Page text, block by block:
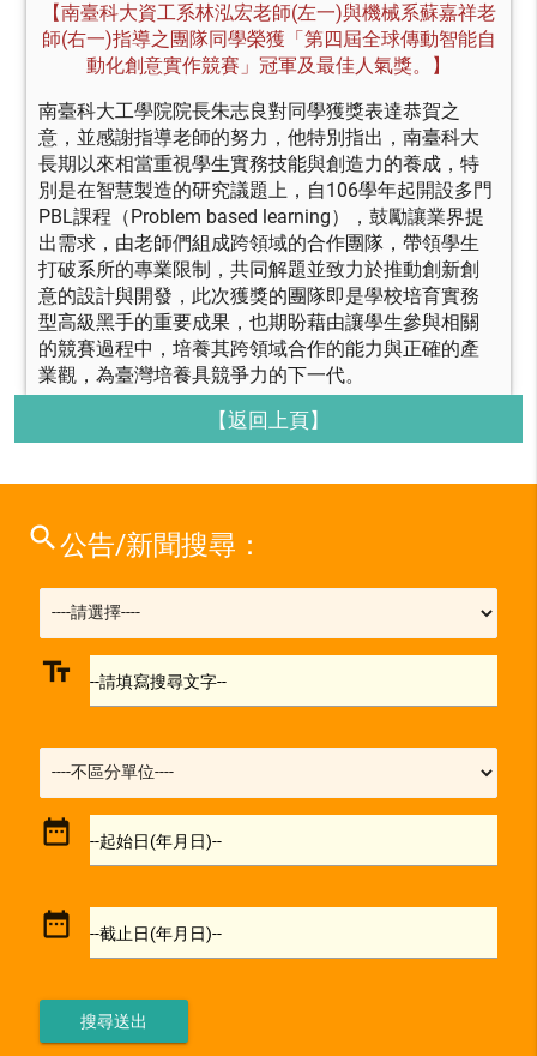
【南臺科大資工系林泓宏老師(左一)與機械系蘇嘉祥老
師(右一)指導之團隊同學榮獲「第四屆全球傳動智能自
動化創意實作競賽」冠軍及最佳人氣獎。
】
南臺科大工學院院長朱志良對同學獲獎表達恭賀之
意，並感謝指導老師的努力，他特別指出，南臺科大
長期以來相當重視學生實務技能與創造力的養成，特
別是在智慧製造的研究議題上，自106學年起開設多門
PBL課程（Problem based learning），鼓勵讓業界提
出需求，由老師們組成跨領域的合作團隊，帶領學生
打破系所的專業限制，共同解題並致力於推動創新創
意的設計與開發，此次獲獎的團隊即是學校培育實務
型高級黑手的重要成果，也期盼藉由讓學生參與相關
的競賽過程中，培養其跨領域合作的能力與正確的產
業觀，為臺灣培養具競爭力的下一代。
【返回上頁】
search公告/新聞搜尋：
text_fields --請填寫搜尋文字--
date_range --起始日(年月日)--
date_range --截止日(年月日)--